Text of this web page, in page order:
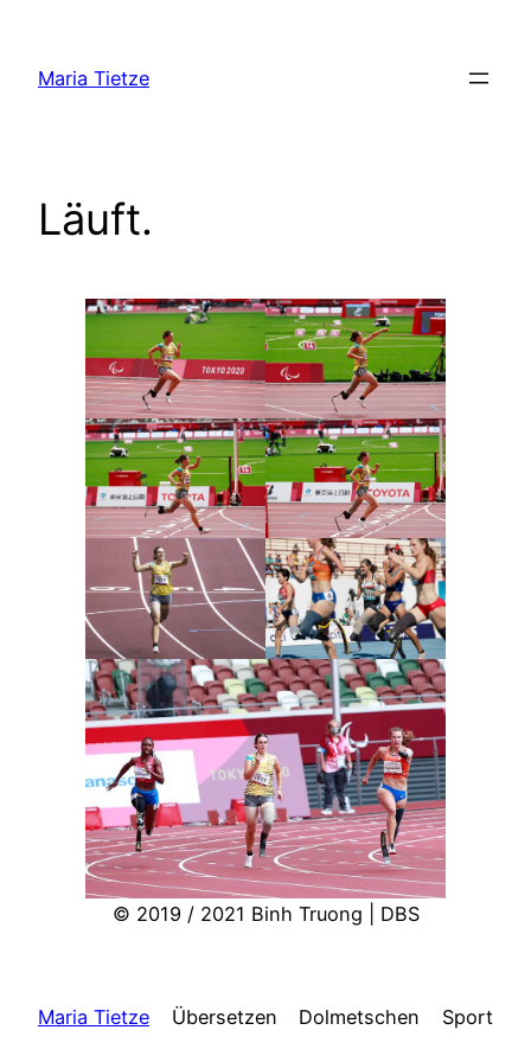
springen
Maria Tietze
Läuft.
© 2019 / 2021 Binh Truong | DBS
Maria Tietze Übersetzen Dolmetschen Sport